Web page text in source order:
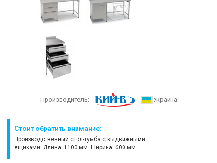
Производитель: Украина
Стоит обратить внимание:
Производственный стол-тумба с выдвижными
ящиками. Длина: 1100 мм. Ширина: 600 мм.